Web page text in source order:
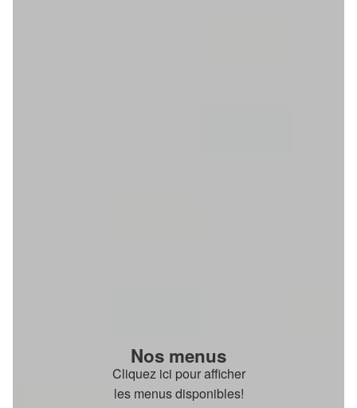
Nos menus
Cliquez ici pour afficher
les menus disponibles!